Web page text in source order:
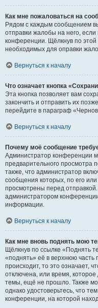
Как мне пожаловаться на
Рядом с каждым сообщением
отправки жалобы на него,
конференции. Щёлкнув по
необходимых для оправки
Вернуться к началу
Что означает кнопка
Эта кнопка позволяет вам
закончить и отправить их
перейдите в параграф
Вернуться к началу
Почему моё сообщение
Администратор конференции
предварительного просмотра
также, что администратор
сообщения которых, по его
просмотрены перед
администратором
информации.
Вернуться к началу
Как мне вновь поднять мою
Щёлкнув по ссылке «Поднять
«поднять» её в верхнюю часть
происходит, то это означает,
отключена, или время,
темы, ещё не прошло. Также
однако удостоверьтесь, что
конференции, на которой